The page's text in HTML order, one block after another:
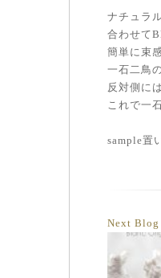
ナチュラ
合わせて
簡単に束
一石二鳥
反対側に
これで一
sample置
Next